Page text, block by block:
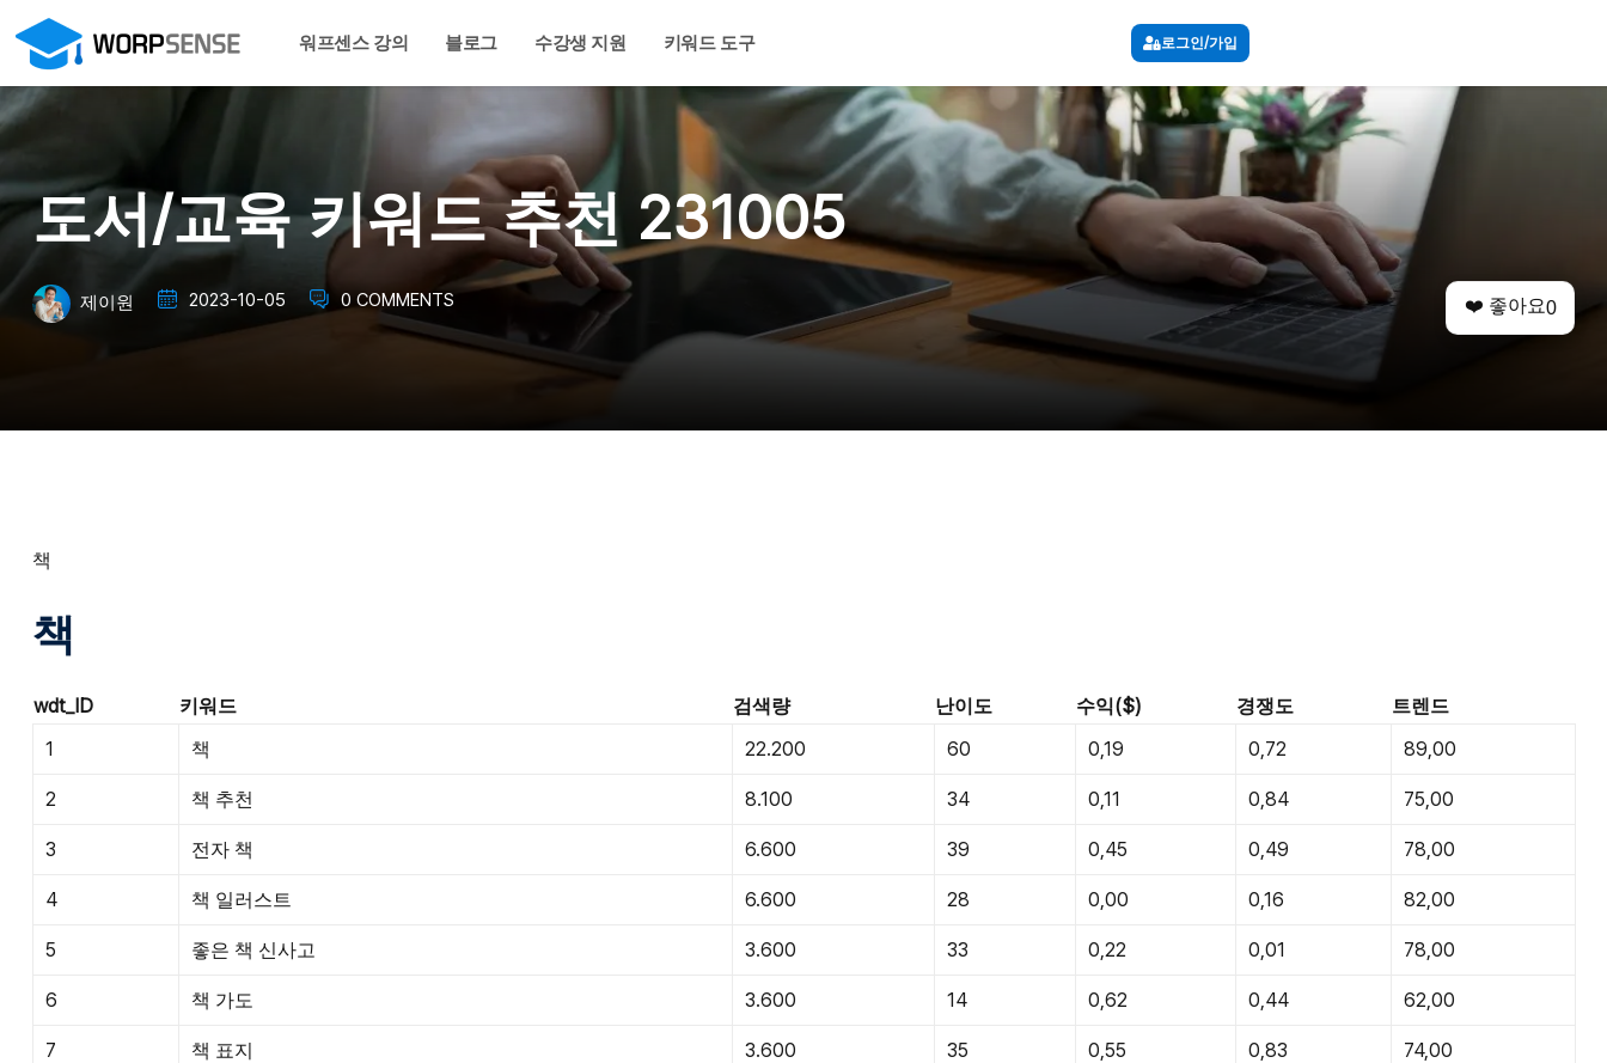
워프센스 강의 블로그 수강생 지원 키워드 도구 로그인/가입
도서/교육 키워드 추천 231005
제이원 2023-10-05 0 COMMENTS ❤️ 좋아요0
책
책
wdt_ID 키워드 검색량 난이도 수익($) 경쟁도
트렌드
1
책 22.200 60 0,19 0,72 89,00
2 책 추천 8.100 34 0,11 0,84 75,00
3 전자 책 6.600 39 0,45 0,49 78,00
4 책 일러스트 6.600 28 0,00 0,16 82,00
5 좋은 책 신사고 3.600 33 0,22 0,01 78,00
6 책 가도 3.600 14 0,62 0,44 62,00
7 책 표지 3.600 35 0,55 0,83 74,00